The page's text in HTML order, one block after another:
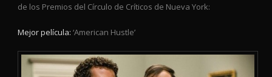
de los Premios del Círculo de Críticos de Nueva York:
Mejor película: ‘American Hustle’